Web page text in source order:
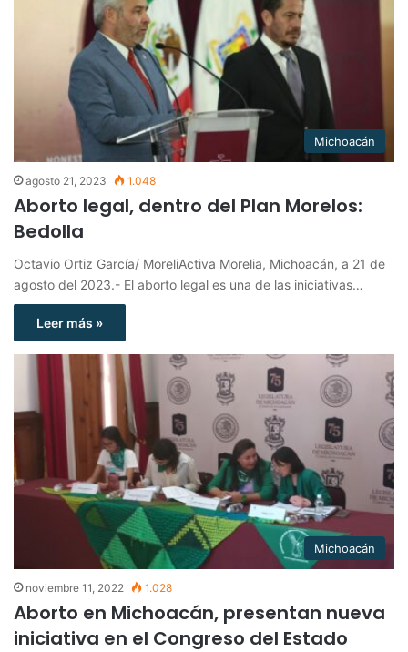
Michoacán
agosto 21, 2023 1.048
Aborto legal, dentro del Plan Morelos:
Bedolla
Octavio Ortiz García/ MoreliActiva Morelia, Michoacán, a 21 de
agosto del 2023.- El aborto legal es una de las iniciativas…
Leer más »
Michoacán
noviembre 11, 2022 1.028
Aborto en Michoacán, presentan nueva
iniciativa en el Congreso del Estado